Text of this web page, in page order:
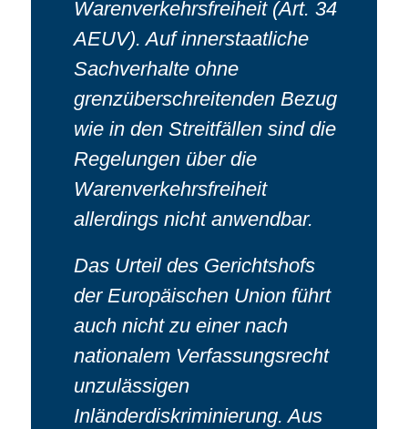
Warenverkehrsfreiheit (Art. 34
AEUV). Auf innerstaatliche
Sachverhalte ohne
grenzüberschreitenden Bezug
wie in den Streitfällen sind die
Regelungen über die
Warenverkehrsfreiheit
allerdings nicht anwendbar.
Das Urteil des Gerichtshofs
der Europäischen Union führt
auch nicht zu einer nach
nationalem Verfassungsrecht
unzulässigen
Inländerdiskriminierung. Aus